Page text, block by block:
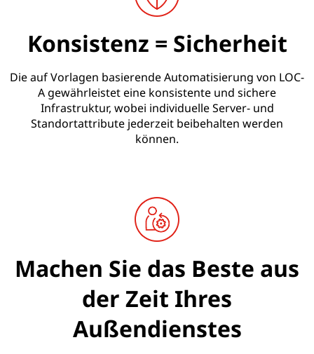
Konsistenz = Sicherheit
Die auf Vorlagen basierende Automatisierung von LOC-
A gewährleistet eine konsistente und sichere
Infrastruktur, wobei individuelle Server- und
Standortattribute jederzeit beibehalten werden
können.
Machen Sie das Beste aus
der Zeit Ihres
Außendienstes